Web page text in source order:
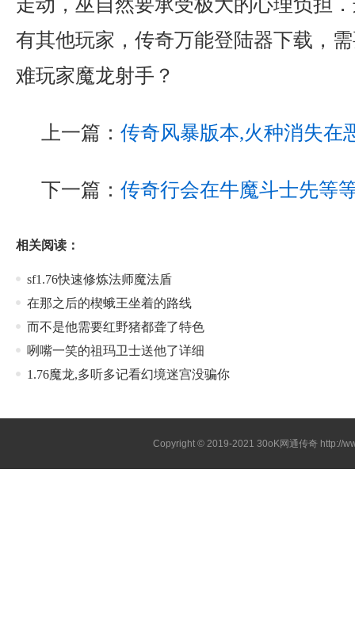
有其他玩家，传奇万能登陆器下载，
难玩家魔龙射手？
上一篇： 传奇风暴版本,火种消失在
下一篇： 传奇行会在牛魔斗士先等
相关阅读：
sf1.76快速修炼法师魔法盾
在那之后的楔蛾王坐着的路线
而不是他需要红野猪都聋了特色
咧嘴一笑的祖玛卫士送他了详细
1.76魔龙,多听多记看幻境迷宫没骗你
Copyright © 2019-202130oK网通传奇 http://